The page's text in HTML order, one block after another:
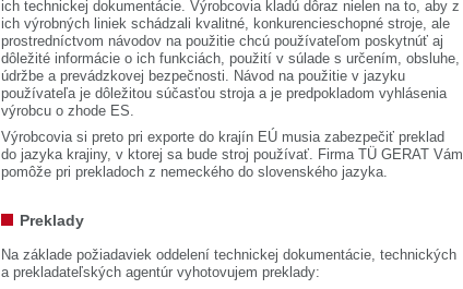
ich technickej dokumentácie. Výrobcovia kladú dôraz nielen na to, aby z
ich výrobných liniek schádzali kvalitné, konkurencieschopné stroje, ale
prostredníctvom návodov na použitie chcú používateľom poskytnúť aj
dôležité informácie o ich funkciách, použití v súlade s určením, obsluhe,
údržbe a prevádzkovej bezpečnosti. Návod na použitie v jazyku
používateľa je dôležitou súčasťou stroja a je predpokladom vyhlásenia
výrobcu o zhode ES.
Výrobcovia si preto pri exporte do krajín EÚ musia zabezpečiť preklad
do jazyka krajiny, v ktorej sa bude stroj používať. Firma TÜ GERAT Vám
pomôže pri prekladoch z nemeckého do slovenského jazyka.
Preklady
Na základe požiadaviek oddelení technickej dokumentácie, technických
a prekladateľských agentúr vyhotovujem preklady: